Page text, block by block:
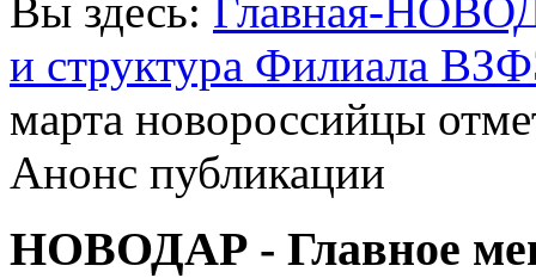
Вы здесь: Главная-
и структура Филиала
марта новороссийцы
Анонс публикации
НОВОДАР - Главное